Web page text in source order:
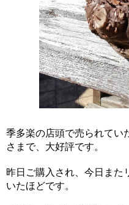
季多楽の店頭で売られてい
さまで、大好評です。
昨日ご購入され、今日また
いたほどです。